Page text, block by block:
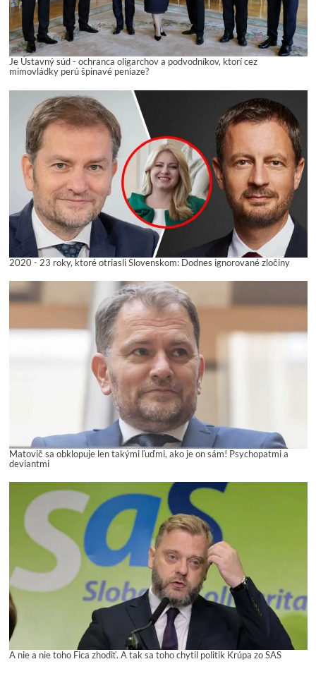
Je Ústavný súd - ochranca oligarchov a podvodníkov, ktorí cez
mimovládky perú špinavé peniaze?
2020 - 23 roky, ktoré otriasli Slovenskom: Dodnes ignorované zločiny
Matovič sa obklopuje len takými ľuďmi, ako je on sám! Psychopatmi a
deviantmi
A nie a nie toho Fica zhodiť. A tak sa toho chytil politik Krúpa zo SAS